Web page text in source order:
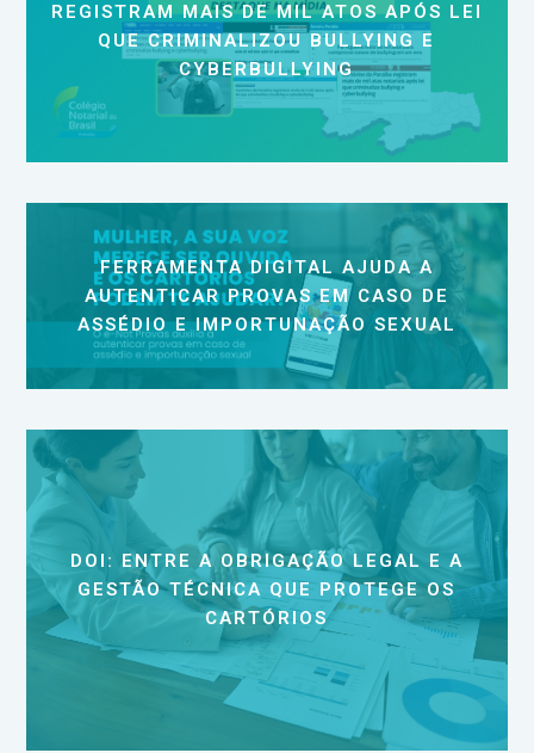
REGISTRAM MAIS DE MIL ATOS APÓS LEI
QUE CRIMINALIZOU BULLYING E
CYBERBULLYING
FERRAMENTA DIGITAL AJUDA A
AUTENTICAR PROVAS EM CASO DE
ASSÉDIO E IMPORTUNAÇÃO SEXUAL
DOI: ENTRE A OBRIGAÇÃO LEGAL E A
GESTÃO TÉCNICA QUE PROTEGE OS
CARTÓRIOS